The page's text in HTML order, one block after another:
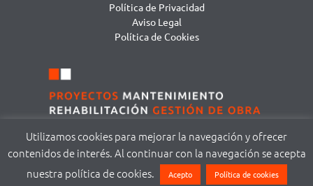
Política de Privacidad
Aviso Legal
Política de Cookies
DOMA MODUS S.L. | Avda. San Agustín, 111 – local 1 | 37005 Salamanca |
(+34) 923 008 354 |info@domoconstruccion.es | Diseño webddgraficos
Utilizamos cookies para mejorar la navegación y ofrecer
contenidos de interés. Al continuar con la navegación se acepta
nuestra política de cookies.
Acepto Política de cookies